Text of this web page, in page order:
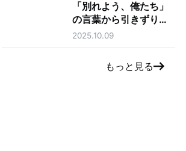
「別れよう、俺たち」
の言葉から引きずり出
される駒木根葵汰"羽
山"と新原泰佑"白崎"の
2025.10.09
もっと見る